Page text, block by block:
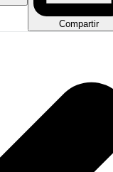
Compartir